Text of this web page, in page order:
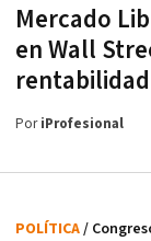
Mercado
en Wall
rentabilidad
PoriProfesional
POLÍTICA/